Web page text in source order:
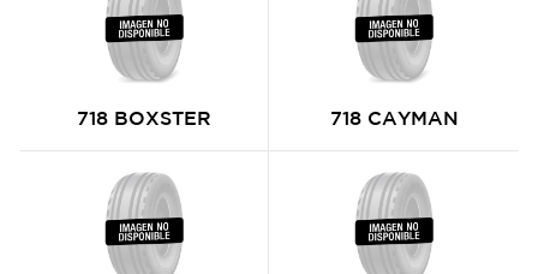
718 BOXSTER 718 CAYMAN